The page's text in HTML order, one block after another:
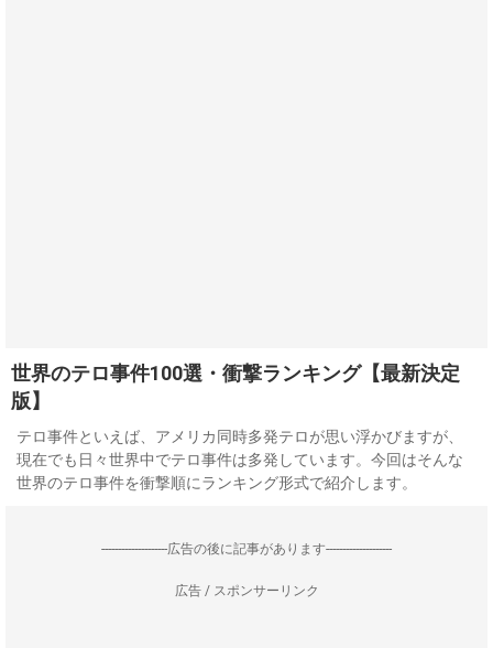
世界のテロ事件100選・衝撃ランキング【最新決定
版】
テロ事件といえば、アメリカ同時多発テロが思い浮かびますが、
現在でも日々世界中でテロ事件は多発しています。今回はそんな
世界のテロ事件を衝撃順にランキング形式で紹介します。
--------------------広告の後に記事があります--------------------
広告 / スポンサーリンク